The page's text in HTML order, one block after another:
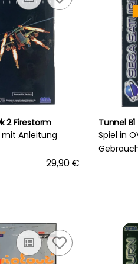
2 Firestorm
mit Anleitung
29,90 €
Tunnel B1
Spiel in